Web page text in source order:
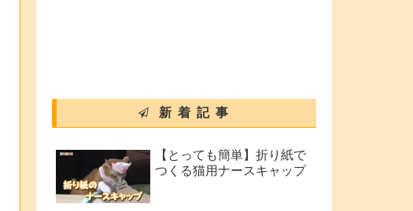
新着記事
【とっても簡単】折り紙で
つくる猫用ナースキャップ